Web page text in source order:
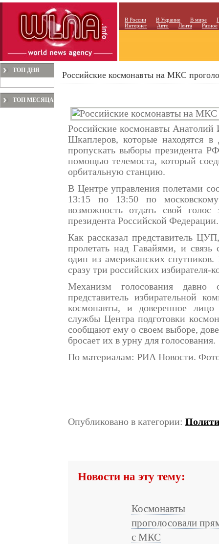
В России В Украине В мире
Интернет
Авто Лента Разное
ТОП ДНЯ
ТОП МЕСЯЦА
Российские космонавты на МКС
Российские космонавты
Шкаплеров, которые находятся
пропускать выборы президента
помощью телемоста, который
орбитальную станцию.
В Центре управления полетами
13:15 по 13:50 по
возможность отдать свой
президента Российской Федерации.
Как рассказал представитель
пролетать над Гавайями, и связь
один из американских
сразу три российских избирателя-
Механизм голосования
представитель избирательной
космонавты, и доверенное лицо
службы Центра подготовки
сообщают ему о своем выборе,
бросает их в урну для голосования.
По материалам: РИА Новости.
Опубликовано в категории:
Новости на эту тему:
Космонавты
проголосовали
с МКС